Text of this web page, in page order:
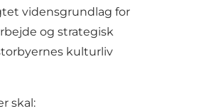
vidensgrundlag for
og strategisk
kulturliv
skal: